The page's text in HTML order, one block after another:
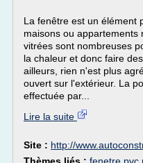
La fenêtre est un élément
maisons ou appartements
vitrées sont nombreuses
la chaleur et donc faire
ailleurs, rien n'est plus
ouvert sur l'extérieur. La
effectuée par...
Lire la suite
Site : http://